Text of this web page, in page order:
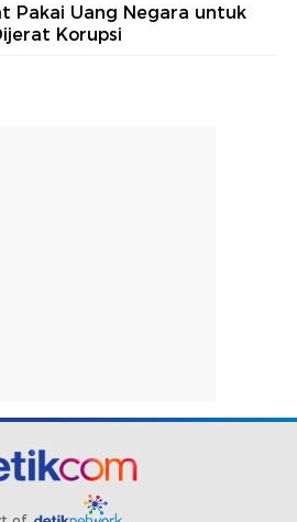
Pakai Uang Negara untuk
Korupsi